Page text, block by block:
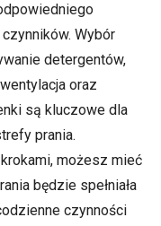
Wybór
detergentów,
oraz
są kluczowe dla
prania.
możesz mieć
będzie spełniała
czynności